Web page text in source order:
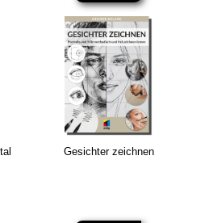
Gesichter zeichnen